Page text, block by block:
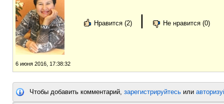
6 июня 2016, 17:38:32
Нравится (2) | Не нравится (0)
Чтобы добавить комментарий, зарегистрируйтесь или